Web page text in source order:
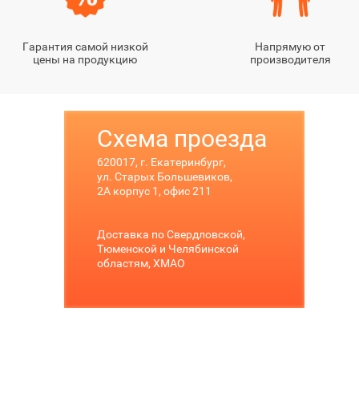
Гарантия самой низкой
цены на продукцию
Напрямую от
производителя
Схема проезда
620017, г. Екатеринбург,
ул. Старых Большевиков,
2А корпус 1, офис 211
Доставка по Свердловской,
Тюменской и Челябинской
областям, ХМАО